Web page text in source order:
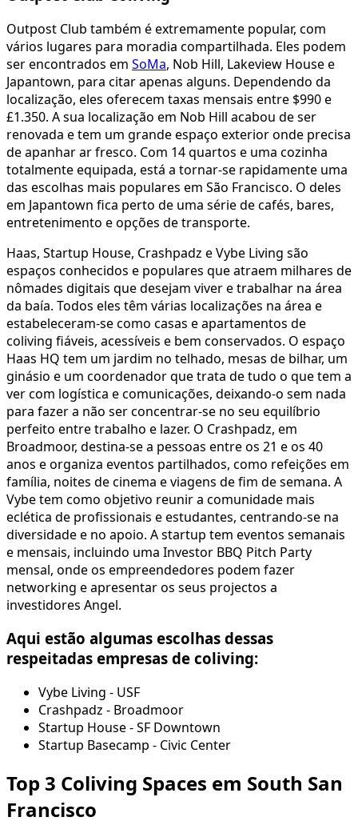
Outpost Club também é extremamente popular, com
vários lugares para moradia compartilhada. Eles podem
ser encontrados em SoMa, Nob Hill, Lakeview House e
Japantown, para citar apenas alguns. Dependendo da
localização, eles oferecem taxas mensais entre $990 e
£1.350. A sua localização em Nob Hill acabou de ser
renovada e tem um grande espaço exterior onde precisa
de apanhar ar fresco. Com 14 quartos e uma cozinha
totalmente equipada, está a tornar-se rapidamente uma
das escolhas mais populares em São Francisco. O deles
em Japantown fica perto de uma série de cafés, bares,
entretenimento e opções de transporte.
Haas, Startup House, Crashpadz e Vybe Living são
espaços conhecidos e populares que atraem milhares de
nômades digitais que desejam viver e trabalhar na área
da baía. Todos eles têm várias localizações na área e
estabeleceram-se como casas e apartamentos de
coliving fiáveis, acessíveis e bem conservados. O espaço
Haas HQ tem um jardim no telhado, mesas de bilhar, um
ginásio e um coordenador que trata de tudo o que tem a
ver com logística e comunicações, deixando-o sem nada
para fazer a não ser concentrar-se no seu equilíbrio
perfeito entre trabalho e lazer. O Crashpadz, em
Broadmoor, destina-se a pessoas entre os 21 e os 40
anos e organiza eventos partilhados, como refeições em
família, noites de cinema e viagens de fim de semana. A
Vybe tem como objetivo reunir a comunidade mais
eclética de profissionais e estudantes, centrando-se na
diversidade e no apoio. A startup tem eventos semanais
e mensais, incluindo uma Investor BBQ Pitch Party
mensal, onde os empreendedores podem fazer
networking e apresentar os seus projectos a
investidores Angel.
Aqui estão algumas escolhas dessas
respeitadas empresas de coliving:
Vybe Living - USF
Crashpadz - Broadmoor
Startup House - SF Downtown
Startup Basecamp - Civic Center
Top 3 Coliving Spaces em South San
Francisco